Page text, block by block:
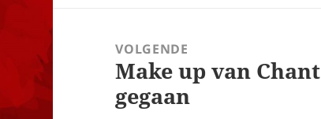
VOLGENDE
Volgend
bericht:
Make up van
gegaan